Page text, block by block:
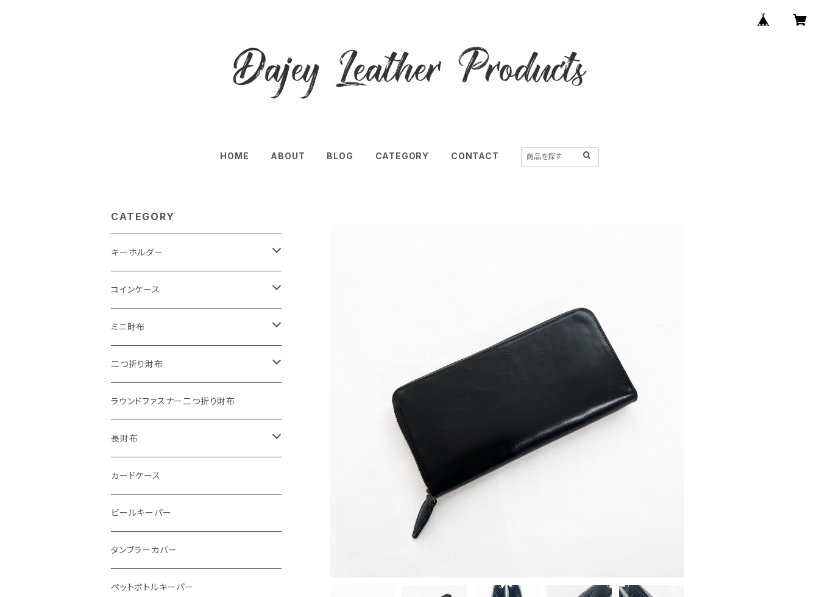
HOME ABOUT BLOG CATEGORY CONTACT
CATEGORY
キーホルダー
"子供の絵"キーホルダー
"餞別"キーホルダー
"うちの子"ペットキーホルダー
コインケース
ワンタッチコインケース ブライドルレザ
ー
ワンタッチコインケース ブッテーロ
ワンタッチコインケース 国産革
ファスナーコインケース
ミニ財布
"Jack"マイクロウォレット(三つ折り式)
"Ripper"マイクロウォレット(三つ折り
式)
二つ折り財布
"Basic"アートウォレット
番外編Basicアートウォレット (インポート革版)
スキニーウォレット
ストーンウォレット
メタルウォレット
インビジブルウォレット
イントレチャート 編み込みアートウォレッ
ラウンドファスナー二つ折り財布
長財布
折り財布
L字ファスナー
柔らか革財布
イントレチャート
カードケース
ビールキーパー
タンブラーカバー
ペットボトルキーパー